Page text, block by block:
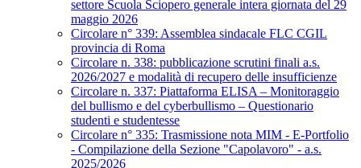
settore Scuola Sciopero generale intera giornata del 29
maggio 2026
Circolare n° 339: Assemblea sindacale FLC CGIL
provincia di Roma
Circolare n. 338: pubblicazione scrutini finali a.s.
2026/2027 e modalità di recupero delle insufficienze
Circolare n. 337: Piattaforma ELISA – Monitoraggio
del bullismo e del cyberbullismo – Questionario
studenti e studentesse
Circolare n° 335: Trasmissione nota MIM - E-Portfolio
- Compilazione della Sezione "Capolavoro" - a.s.
2025/2026